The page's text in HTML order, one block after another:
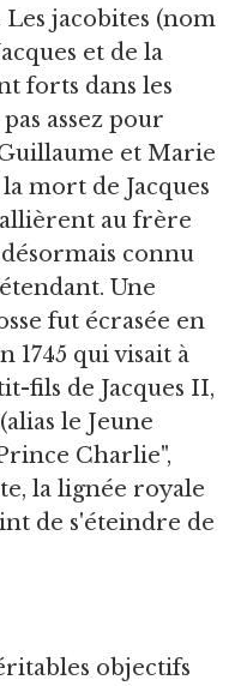
jacobites (nom
et de la
forts dans les
assez pour
et Marie
mort de Jacques
au frère
connu
Une
fut écrasée en
1745 qui visait à
fils de Jacques II,
le Jeune
Charlie",
la lignée royale
de s'éteindre de
objectifs